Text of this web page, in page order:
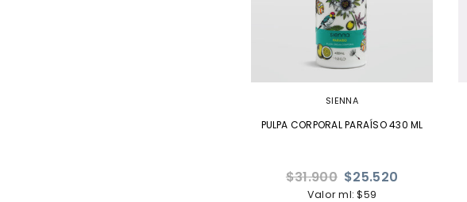
SIENNA
PULPA CORPORAL PARAÍSO 430 ML
Precio
habitual
$31.900 $25.520
Valor ml: $59